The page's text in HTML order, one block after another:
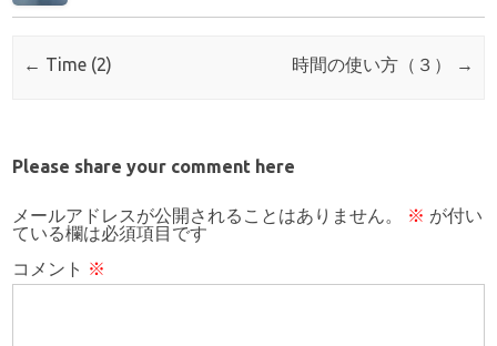
Post navigation
← Time (2) 時間の使い方（３） →
Please share your comment here
メールアドレスが公開されることはありません。 ※ が付い
ている欄は必須項目です
コメント ※